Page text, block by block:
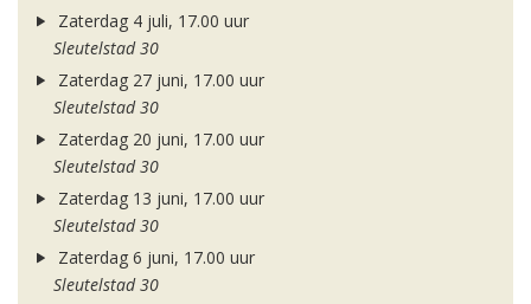
Zaterdag 4 juli, 17.00 uur
Sleutelstad 30
Zaterdag 27 juni, 17.00 uur
Sleutelstad 30
Zaterdag 20 juni, 17.00 uur
Sleutelstad 30
Zaterdag 13 juni, 17.00 uur
Sleutelstad 30
Zaterdag 6 juni, 17.00 uur
Sleutelstad 30